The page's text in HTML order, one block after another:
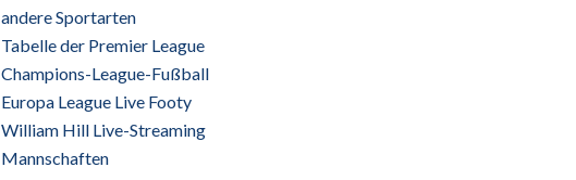
andere Sportarten
Tabelle der Premier League
Champions-League-Fußball
Europa League Live Footy
William Hill Live-Streaming
Mannschaften